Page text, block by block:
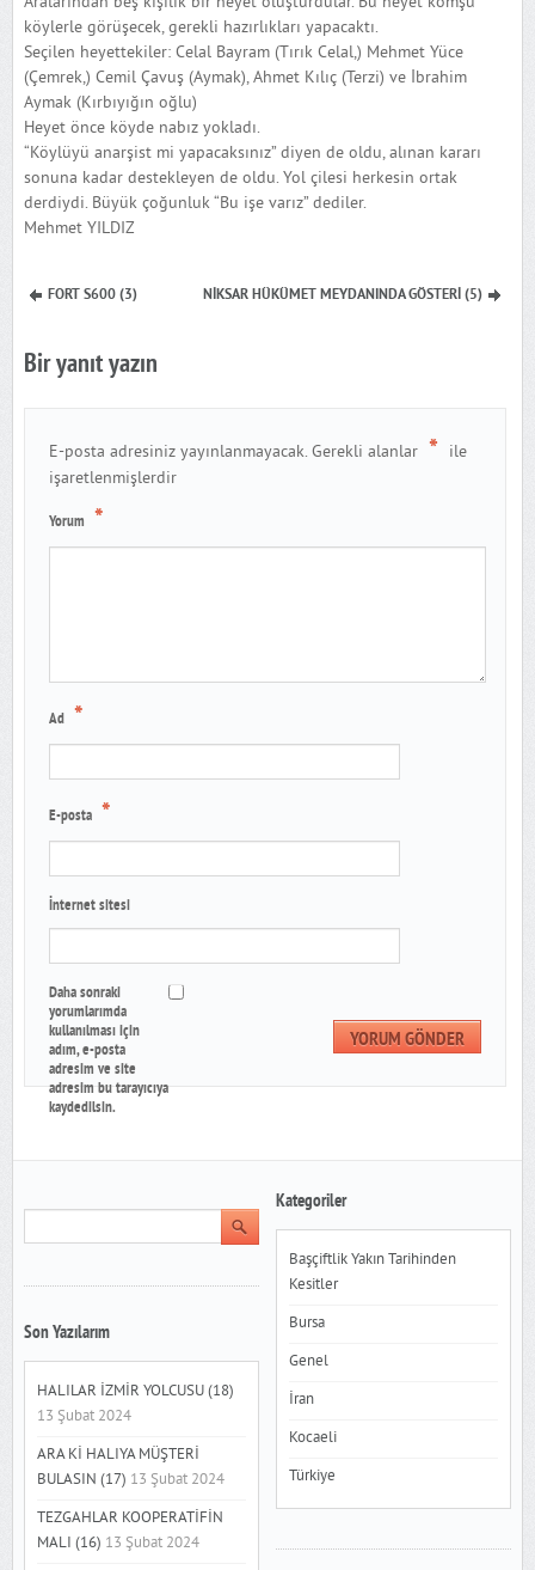
köylerle görüşecek, gerekli hazırlıkları yapacaktı.
Seçilen heyettekiler: Celal Bayram (Tırık Celal,) Mehmet Yüce
(Çemrek,) Cemil Çavuş (Aymak), Ahmet Kılıç (Terzi) ve İbrahim
Aymak (Kırbıyığın oğlu)
Heyet önce köyde nabız yokladı.
“Köylüyü anarşist mi yapacaksınız” diyen de oldu, alınan kararı
sonuna kadar destekleyen de oldu. Yol çilesi herkesin ortak
derdiydi. Büyük çoğunluk “Bu işe varız” dediler.
Mehmet YILDIZ
FORT S600 (3) NİKSAR HÜKÜMET MEYDANINDA GÖSTERİ (5)
Bir yanıt yazın
E-posta adresiniz yayınlanmayacak. Gerekli alanlar *
ile
işaretlenmişlerdir
Yorum *
Ad *
E-posta *
İnternet sitesi
Daha sonraki
yorumlarımda
kullanılması için
adım, e-posta
adresim ve site
adresim bu tarayıcıya
kaydedilsin.
Son Yazılarım
HALILAR İZMİR YOLCUSU (18)
13 Şubat 2024
ARA Kİ HALIYA MÜŞTERİ
BULASIN (17) 13 Şubat 2024
TEZGAHLAR KOOPERATİFİN
MALI (16) 13 Şubat 2024
Kategoriler
Başçiftlik Yakın Tarihinden
Kesitler
Bursa
Genel
İran
Kocaeli
Türkiye